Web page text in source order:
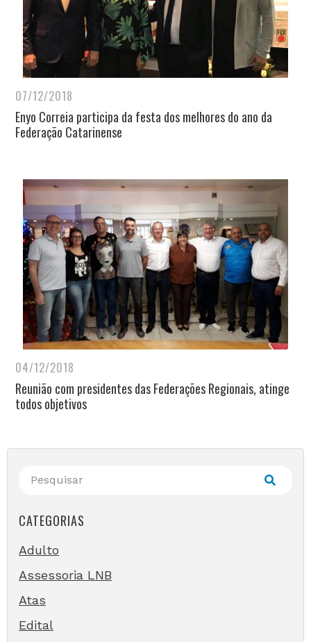
07/12/2018
Enyo Correia participa da festa dos melhores do ano da
Federação Catarinense
04/12/2018
Reunião com presidentes das Federações Regionais, atinge
todos objetivos
CATEGORIAS
Adulto
Assessoria LNB
Atas
Edital